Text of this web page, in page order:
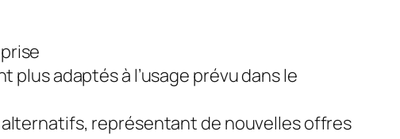
plus adaptés à l’usage prévu dans le
représentant de nouvelles offres